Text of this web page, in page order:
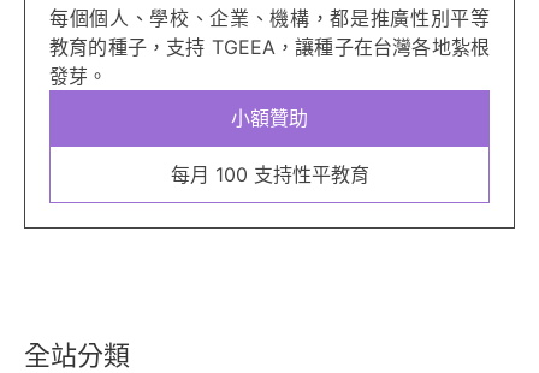
每個個人、學校、企業、機構，都是推廣性別平等
教育的種子，支持 TGEEA，讓種子在台灣各地紮根
發芽。
小額贊助
每月 100 支持性平教育
全站分類